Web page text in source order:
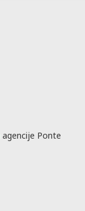
agencije Ponte